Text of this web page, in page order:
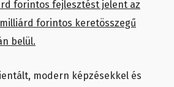
forintos fejlesztést jelent az
forintos keretösszegű
belül.
modern képzésekkel és